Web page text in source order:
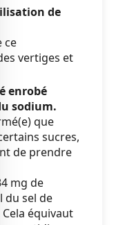
de
ce
vertiges et
enrobé
sodium.
que
sucres,
de prendre
mg de
du sel de
équivaut